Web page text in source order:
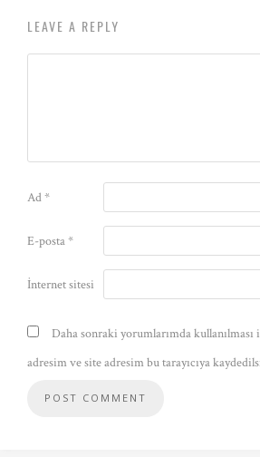
LEAVE A REPLY
Ad*
E-posta*
İnternet sitesi
Daha sonraki yorumlarımda kullanılması
adresim ve site adresim bu tarayıcıya